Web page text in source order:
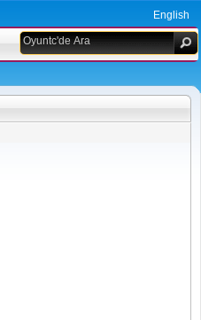
English